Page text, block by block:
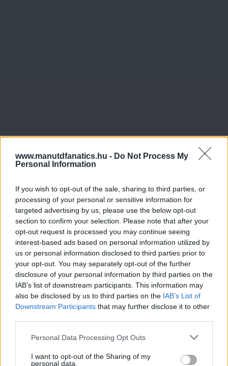
www.manutdfanatics.hu - Do Not Process My
Personal Information
If you wish to opt-out of the sale, sharing to third parties, or
processing of your personal or sensitive information for
targeted advertising by us, please use the below opt-out
section to confirm your selection. Please note that after your
opt-out request is processed you may continue seeing
interest-based ads based on personal information utilized by
us or personal information disclosed to third parties prior to
your opt-out. You may separately opt-out of the further
disclosure of your personal information by third parties on the
IAB’s list of downstream participants. This information may
also be disclosed by us to third parties on the IAB’s List of
Downstream Participants that may further disclose it to other
Please note that this website/app uses one or more Google
not limited to your visit or usage behaviour. You may click to
Personal Data Processing Opt Outs
I want to opt-out of the Sharing of my
personal data.